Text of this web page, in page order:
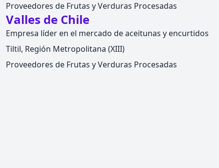
Proveedores de Frutas y Verduras Procesadas
Valles de Chile
Empresa líder en el mercado de aceitunas y encurtidos
Tiltil, Región Metropolitana (XIII)
Proveedores de Frutas y Verduras Procesadas